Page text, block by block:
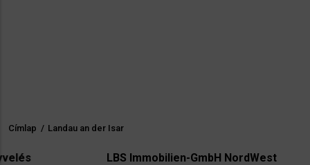
Morzsa
Címlap / Landau an der Isar
LBS Immobilien-GmbH NordWest